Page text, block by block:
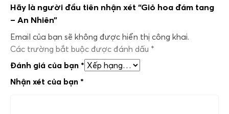
Hãy là người đầu tiên nhận xét “Giỏ hoa đám tang
– An Nhiên”
Email của bạn sẽ không được hiển thị công khai.
Các trường bắt buộc được đánh dấu *
Đánh giá của bạn *
Nhận xét của bạn *